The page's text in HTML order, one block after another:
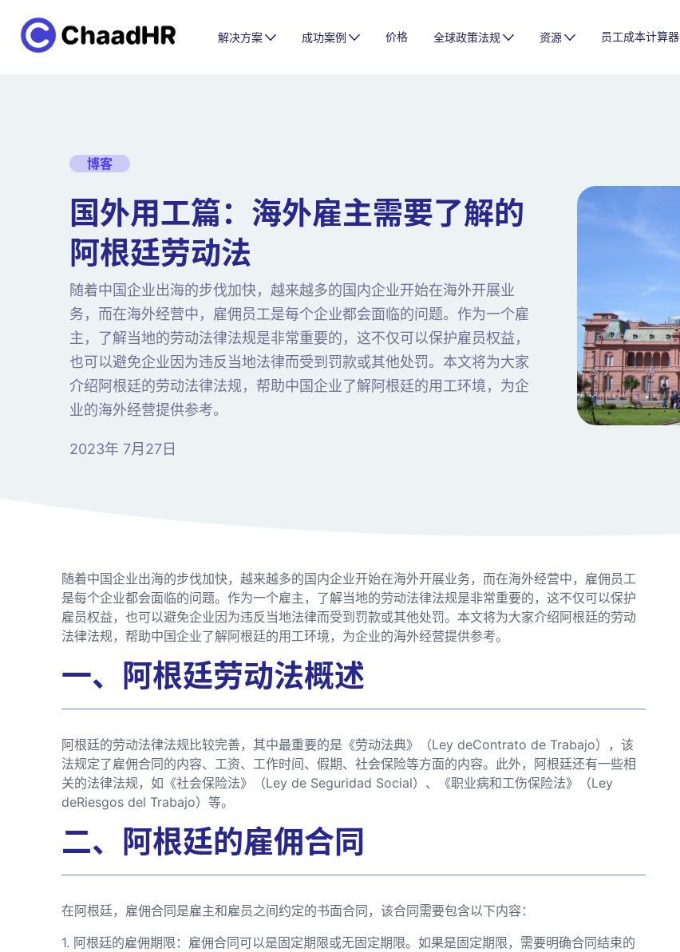
解决方案 成功案例 价格 全球政策法规 资源 员工成本计算器
博客
国外用工篇：海外雇主需要了解的
阿根廷劳动法
随着中国企业出海的步伐加快，越来越多的国内企业开始在海外开展业
务，而在海外经营中，雇佣员工是每个企业都会面临的问题。作为一个雇
主，了解当地的劳动法律法规是非常重要的，这不仅可以保护雇员权益，
也可以避免企业因为违反当地法律而受到罚款或其他处罚。本文将为大家
介绍阿根廷的劳动法律法规，帮助中国企业了解阿根廷的用工环境，为企
业的海外经营提供参考。
2023年 7月27日
随着中国企业出海的步伐加快，越来越多的国内企业开始在海外开展业务，而在海外经营中，雇佣员工
是每个企业都会面临的问题。作为一个雇主，了解当地的劳动法律法规是非常重要的，这不仅可以保护
雇员权益，也可以避免企业因为违反当地法律而受到罚款或其他处罚。本文将为大家介绍阿根廷的劳动
法律法规，帮助中国企业了解阿根廷的用工环境，为企业的海外经营提供参考。
一、阿根廷劳动法概述
阿根廷的劳动法律法规比较完善，其中最重要的是《劳动法典》（Ley deContrato de Trabajo），该
法规定了雇佣合同的内容、工资、工作时间、假期、社会保险等方面的内容。此外，阿根廷还有一些相
关的法律法规，如《社会保险法》（Ley de Seguridad Social）、《职业病和工伤保险法》（Ley
deRiesgos del Trabajo）等。
二、阿根廷的雇佣合同
在阿根廷，雇佣合同是雇主和雇员之间约定的书面合同，该合同需要包含以下内容：
1. 阿根廷的雇佣期限：雇佣合同可以是固定期限或无固定期限。如果是固定期限，需要明确合同结束的